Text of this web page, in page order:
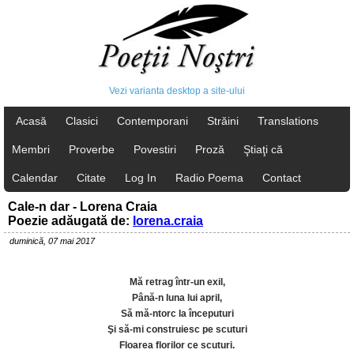
Vezi varianta desktop a site-ului
Acasă Clasici Contemporani Străini Translations
Membri Proverbe Povestiri Proză Ştiaţi că
Calendar Citate Log In Radio Poema Contact
Cale-n dar - Lorena Craia
Poezie adăugată de: lorena.craia
duminică, 07 mai 2017
Mă retrag într-un exil,
Până-n luna lui april,
Să mă-ntorc la începuturi
Şi să-mi construiesc pe scuturi
Floarea florilor ce scuturi.